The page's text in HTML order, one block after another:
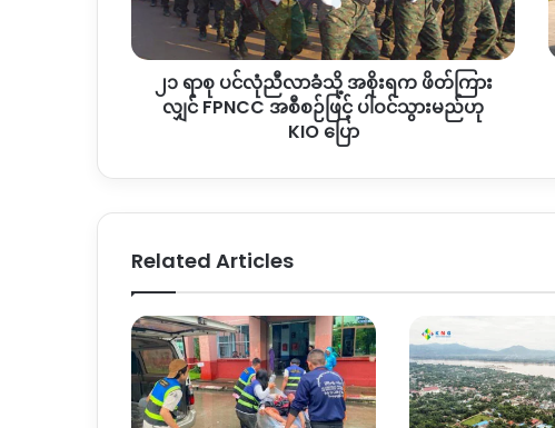
အစိုးရ
ဖိတ်ကြား
FPNCC
ဖြင့်
ဟု
KIO
ပြော
၂၁ ရာစု ပင်လုံညီလာခံသို့ အစိုးရက ဖိတ်ကြား
လျှင် FPNCC အစီစဉ်ဖြင့် ပါဝင်သွားမည်ဟု
KIO ပြော
Related Articles